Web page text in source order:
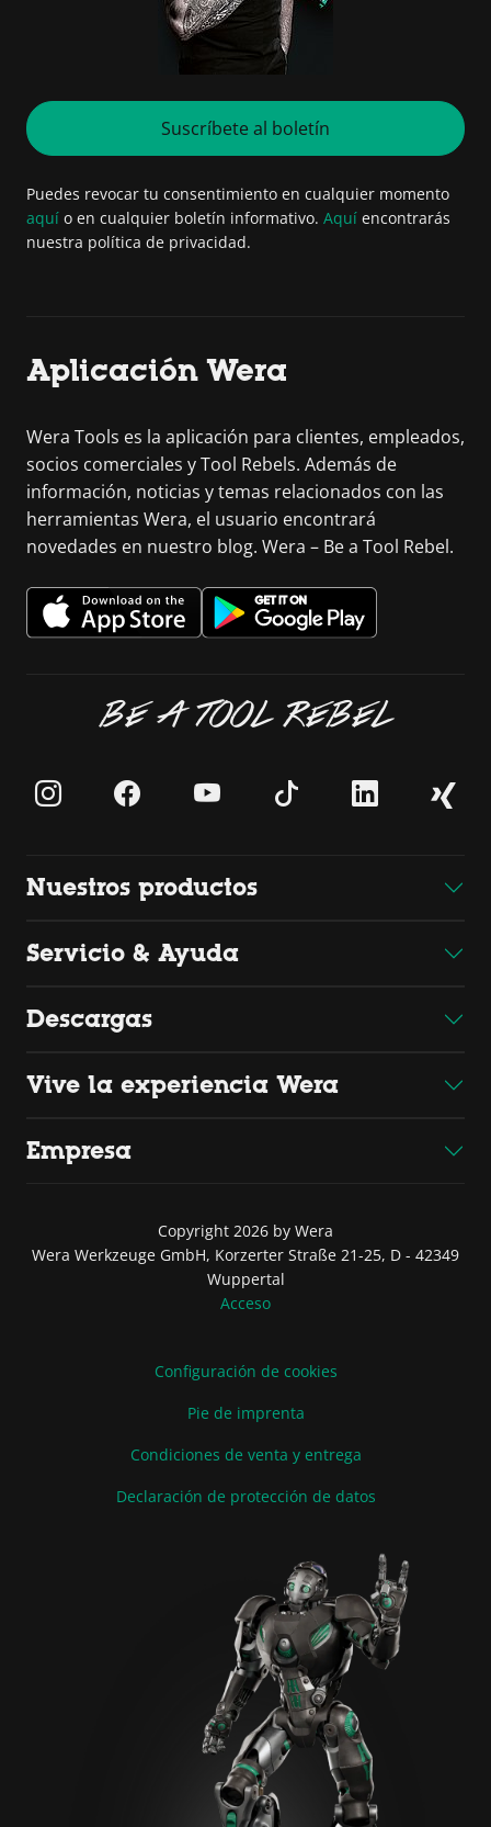
Suscríbete al boletín
Puedes revocar tu consentimiento en cualquier momento
aquí o en cualquier boletín informativo. Aquí encontrarás
nuestra política de privacidad.
Aplicación Wera
Wera Tools es la aplicación para clientes, empleados,
socios comerciales y Tool Rebels. Además de
información, noticias y temas relacionados con las
herramientas Wera, el usuario encontrará
novedades en nuestro blog. Wera – Be a Tool Rebel.
BE A TOOL REBEL
Nuestros productos
Servicio & Ayuda
Descargas
Vive la experiencia Wera
Empresa
Copyright 2026 by Wera
Wera Werkzeuge GmbH, Korzerter Straße 21-25, D - 42349
Wuppertal
Acceso
Configuración de cookies
Pie de imprenta
Condiciones de venta y entrega
Declaración de protección de datos